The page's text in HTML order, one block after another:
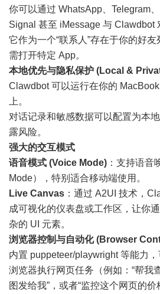
你可以通过 WhatsApp、Telegram
Signal 甚至 iMessage 与 Clawdbot
它作为一个“联系人”存在于你的好
需打开特定 App。
本地优先与隐私保护 (Local &
Clawdbot 可以运行在你的
上。
对话记录和敏感数据可以配置为本
露风险。
强大的交互模式
语音模式 (Voice Mode) ：支持语音
Mode），特别适合移动端使用。
Live Canvas ：通过 A2UI 技术，
成可视化的仪表盘或工作区，让你
杂的 UI 元素。
浏览器控制与自动化 (Browser
内置 puppeteer/playwright 等能力
浏览器执行网页任务（例如：“帮我
图发给我”，或者“监控这个网页的价